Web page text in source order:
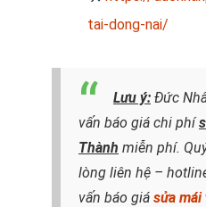
tai-dong-nai/
Lưu ý: Đức
vấn báo giá chi phí
Thành miễn phí.
lòng liên hệ –
vấn báo giá sửa mái